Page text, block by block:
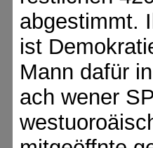
abgestimmt.
ist
Mann dafür
ach wener